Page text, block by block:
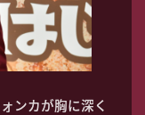
ンカが胸に深く